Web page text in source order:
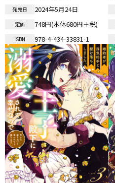
発売日 2024年5月24日
定価 748円(本体680円＋税)
ISBN 978-4-434-33831-1